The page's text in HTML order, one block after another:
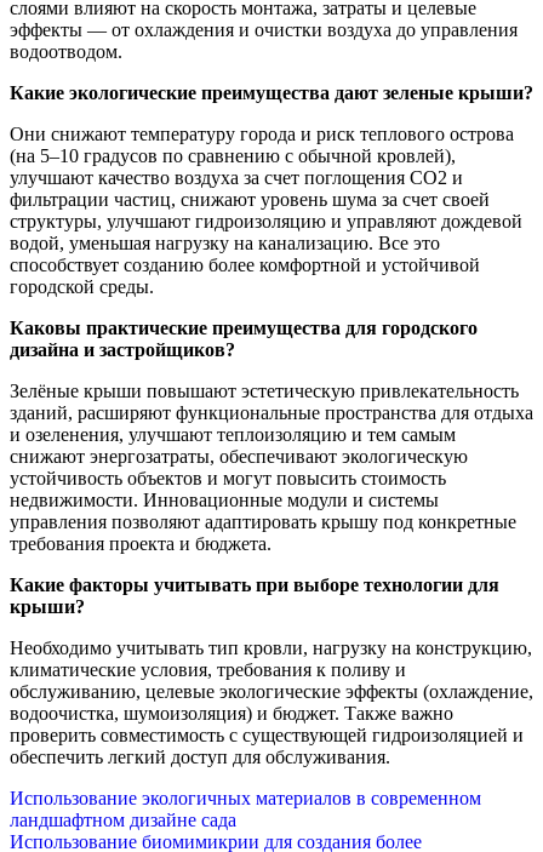
слоями влияют на скорость монтажа, затраты и целевые
эффекты — от охлаждения и очистки воздуха до управления
водоотводом.
Какие экологические преимущества дают зеленые крыши?
Они снижают температуру города и риск теплового острова
(на 5–10 градусов по сравнению с обычной кровлей),
улучшают качество воздуха за счет поглощения CO2 и
фильтрации частиц, снижают уровень шума за счет своей
структуры, улучшают гидроизоляцию и управляют дождевой
водой, уменьшая нагрузку на канализацию. Все это
способствует созданию более комфортной и устойчивой
городской среды.
Каковы практические преимущества для городского
дизайна и застройщиков?
Зелёные крыши повышают эстетическую привлекательность
зданий, расширяют функциональные пространства для отдыха
и озеленения, улучшают теплоизоляцию и тем самым
снижают энергозатраты, обеспечивают экологическую
устойчивость объектов и могут повысить стоимость
недвижимости. Инновационные модули и системы
управления позволяют адаптировать крышу под конкретные
требования проекта и бюджета.
Какие факторы учитывать при выборе технологии для
крыши?
Необходимо учитывать тип кровли, нагрузку на конструкцию,
климатические условия, требования к поливу и
обслуживанию, целевые экологические эффекты (охлаждение,
водоочистка, шумоизоляция) и бюджет. Также важно
проверить совместимость с существующей гидроизоляцией и
обеспечить легкий доступ для обслуживания.
Навигация
по
Использование экологичных материалов в современном
ландшафтном дизайне сада
Использование биомимикрии для создания более